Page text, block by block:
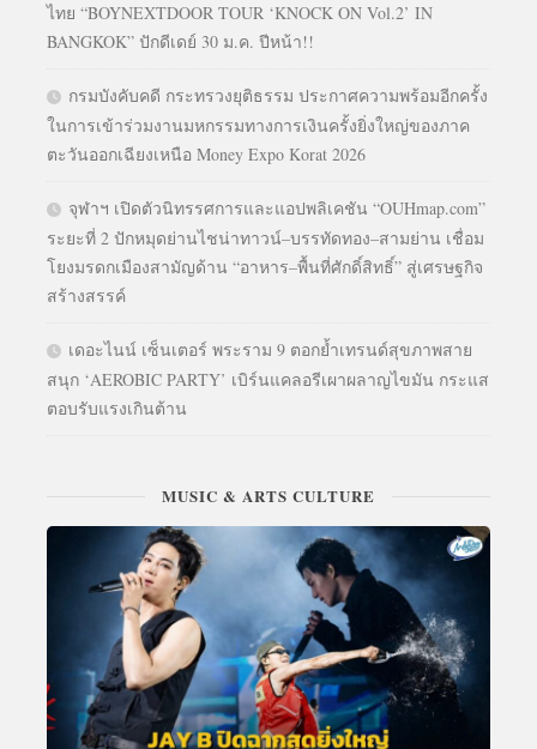
ไทย “BOYNEXTDOOR TOUR ‘KNOCK ON Vol.2’ IN
BANGKOK” ปักดีเดย์ 30 ม.ค. ปีหน้า!!
กรมบังคับคดี กระทรวงยุติธรรม ประกาศความพร้อมอีกครั้ง
ในการเข้าร่วมงานมหกรรมทางการเงินครั้งยิ่งใหญ่ของภาค
ตะวันออกเฉียงเหนือ Money Expo Korat 2026
จุฬาฯ เปิดตัวนิทรรศการและแอปพลิเคชัน “OUHmap.com”
ระยะที่ 2 ปักหมุดย่านไชน่าทาวน์–บรรทัดทอง–สามย่าน เชื่อม
โยงมรดกเมืองสามัญด้าน “อาหาร–พื้นที่ศักดิ์สิทธิ์” สู่เศรษฐกิจ
สร้างสรรค์
เดอะไนน์ เซ็นเตอร์ พระราม 9 ตอกย้ำเทรนด์สุขภาพสาย
สนุก ‘AEROBIC PARTY’ เบิร์นแคลอรีเผาผลาญไขมัน กระแส
ตอบรับแรงเกินต้าน
MUSIC & ARTS CULTURE